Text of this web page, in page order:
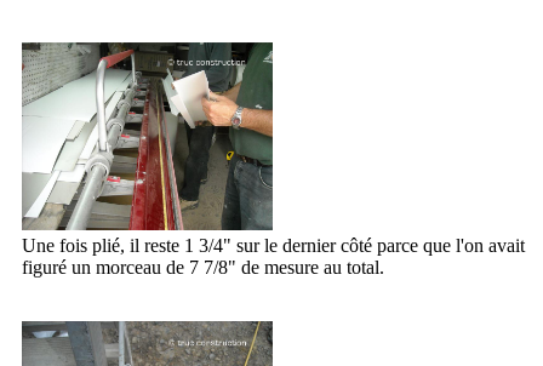
Une fois plié, il reste 1 3/4" sur le dernier côté parce que l'on avait
figuré un morceau de 7 7/8" de mesure au total.